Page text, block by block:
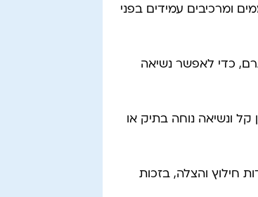
ומרכיבים עמידים בפני
הדגם, אך לרוב מדובר בכ-6 עד 9 קילוגרם, כדי לאפשר נשיאה
קל ונשיאה נוחה בתיק או
חילוץ והצלה, בזכות